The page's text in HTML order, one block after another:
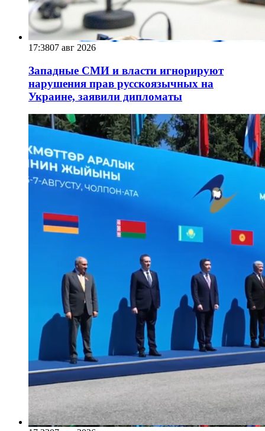
17:3807 авг 2026
Западные СМИ и власти игнорируют
нарушения прав русскоязычных на
Украине, заявили дипломаты